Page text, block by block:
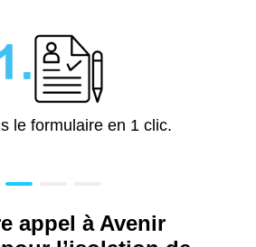
le formulaire en 1 clic.
appel à Avenir